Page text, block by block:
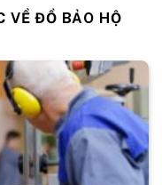
VỀ ĐỒ BẢO HỘ